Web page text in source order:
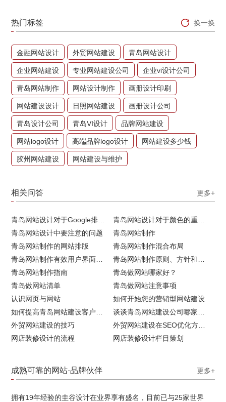
热门标签 换一换
金融网站设计 外贸网站建设 青岛网站设计
企业网站建设 专业网站建设公司 企业vi设计公司
青岛网站制作 网站设计制作 画册设计印刷
网站建设设计 日照网站建设 画册设计公司
青岛设计公司 青岛VI设计 品牌网站建设
网站logo设计 高端品牌logo设计 网站建设多少钱
胶州网站建设 网站建设与维护
相关问答 更多+
青岛网站设计中要注意的问题
青岛网站制作
青岛网站制作的网站排版
青岛网站制作混合布局
青岛网站制作指南
青岛做网站哪家好？
青岛做网站清单
青岛做网站注意事项
认识网页与网站
如何开始您的营销型网站建设
外贸网站建设的技巧
网店装修设计的流程
网店装修设计栏目策划
成熟可靠的网站·品牌伙伴 更多+
拥有19年经验的圭谷设计在业界享有盛名，目前已与25家世界